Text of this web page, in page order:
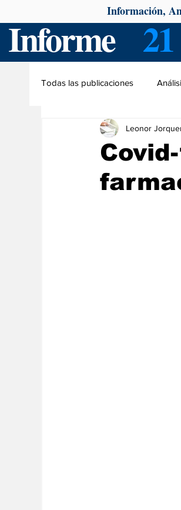
Informe 21
Información,
Todas las publicaciones
Leonor